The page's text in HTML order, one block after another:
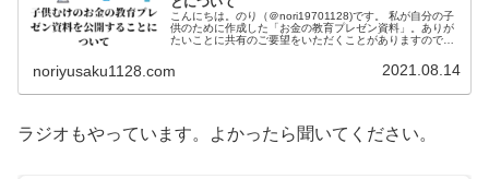
こんにちは。のり（＠nori19701128)です。 私が自分の子
供のために作成した「お金の教育プレゼン資料」。ありが
たいことに共有のご要望をいただくことがありますのでこ
noriyusaku1128.com 2021.08.14
ラジオもやっています。よかったら聞いてください。